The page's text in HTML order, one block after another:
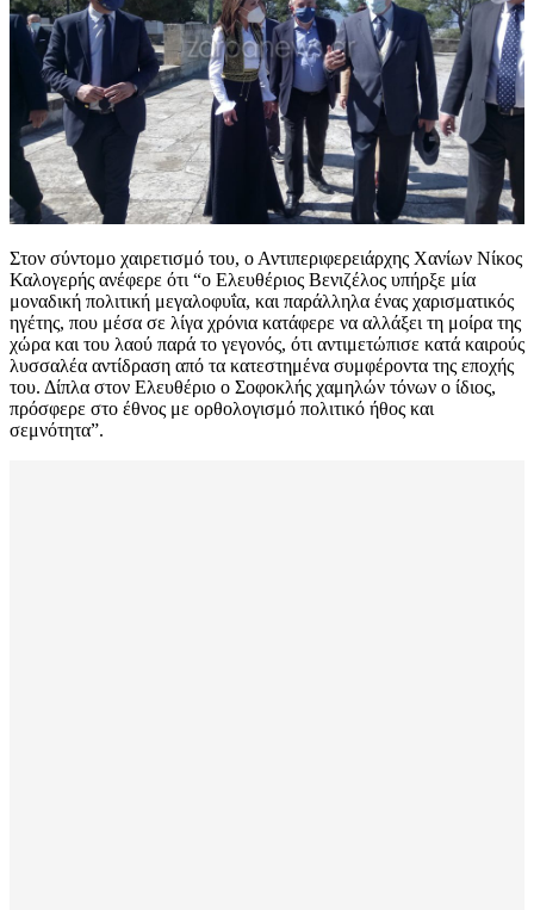
Στον σύντομο χαιρετισμό του, ο Αντιπεριφερειάρχης Χανίων Νίκος
Καλογερής ανέφερε ότι “ο Ελευθέριος Βενιζέλος υπήρξε μία
μοναδική πολιτική μεγαλοφυΐα, και παράλληλα ένας χαρισματικός
ηγέτης, που μέσα σε λίγα χρόνια κατάφερε να αλλάξει τη μοίρα της
χώρα και του λαού παρά το γεγονός, ότι αντιμετώπισε κατά καιρούς
λυσσαλέα αντίδραση από τα κατεστημένα συμφέροντα της εποχής
του. Δίπλα στον Ελευθέριο ο Σοφοκλής χαμηλών τόνων ο ίδιος,
πρόσφερε στο έθνος με ορθολογισμό πολιτικό ήθος και
σεμνότητα”.